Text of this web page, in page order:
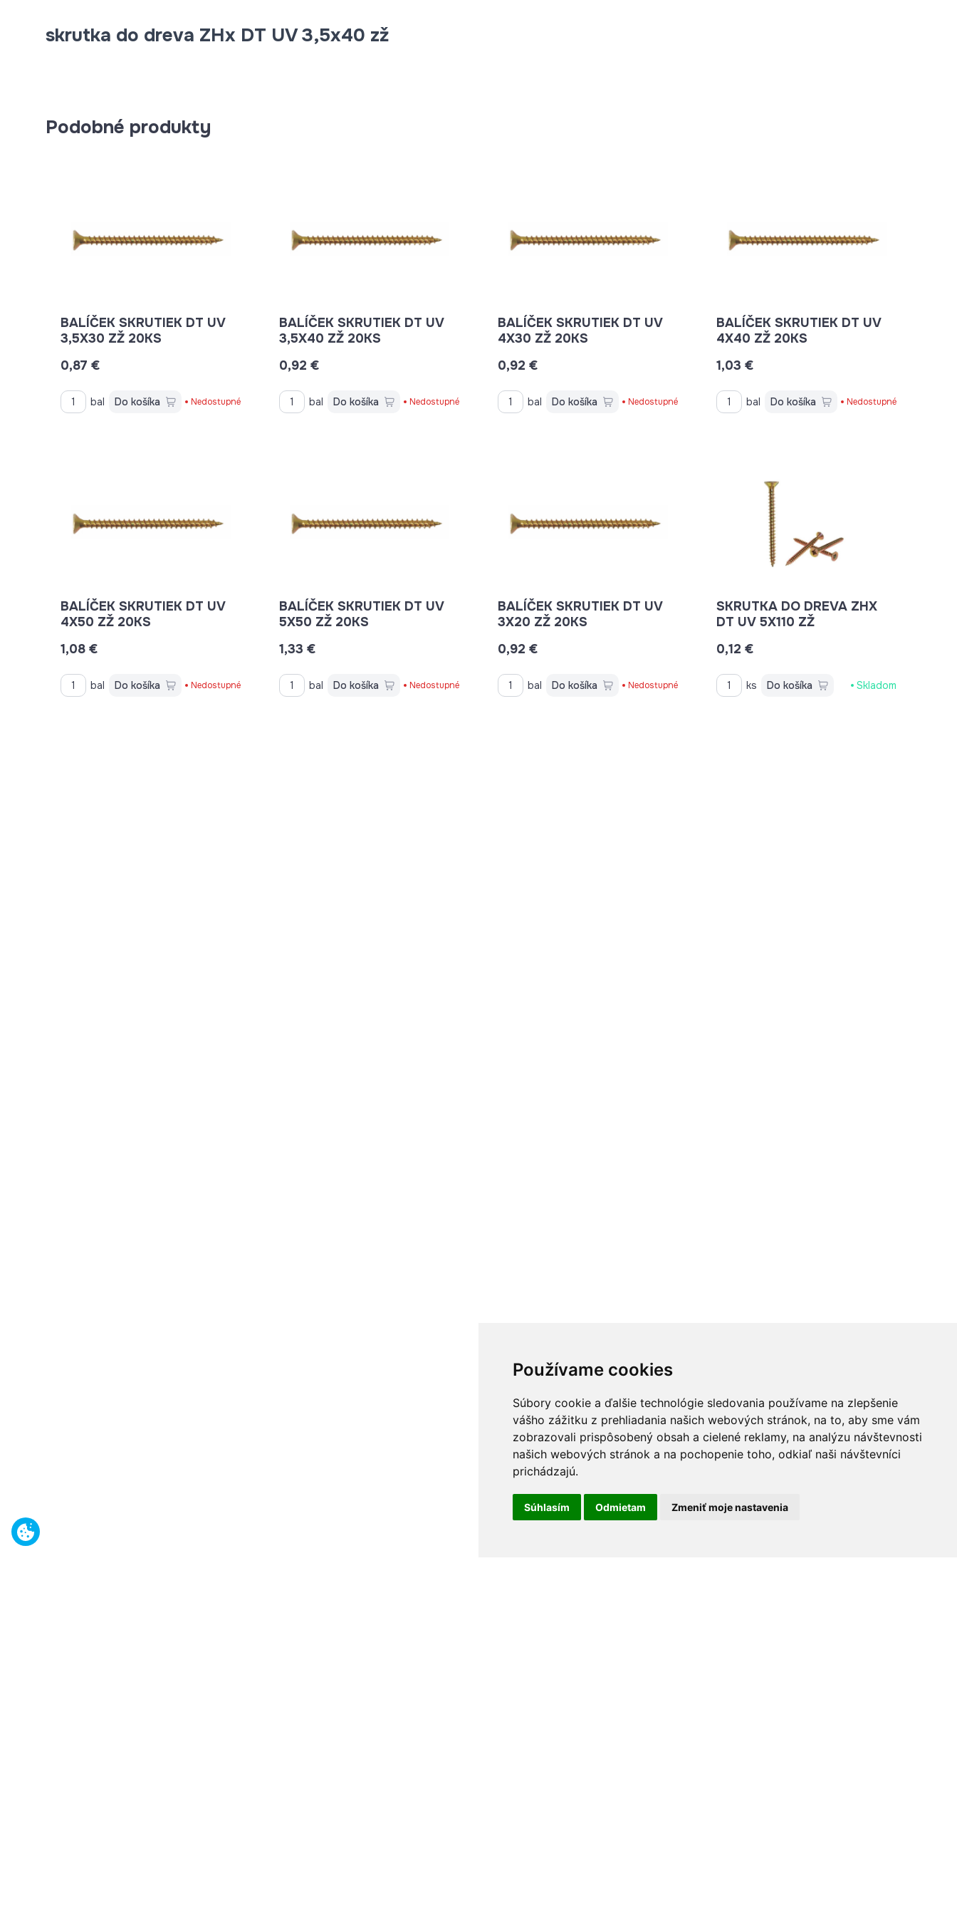
Používame cookies
Súbory cookie a ďalšie technológie sledovania používame na zlepšenie
vášho zážitku z prehliadania našich webových stránok, na to, aby sme vám
zobrazovali prispôsobený obsah a cielené reklamy, na analýzu návštevnosti
našich webových stránok a na pochopenie toho, odkiaľ naši návštevníci
prichádzajú.
Súhlasím Odmietam Zmeniť moje nastavenia
skrutka do dreva ZHx DT UV 3,5x40 zž
Podobné produkty
BALÍČEK SKRUTIEK DT UV
3,5X30 ZŽ 20KS
0,87 €
bal Do košíka Nedostupné
BALÍČEK SKRUTIEK DT UV
3,5X40 ZŽ 20KS
0,92 €
bal Do košíka Nedostupné
BALÍČEK SKRUTIEK DT UV
4X30 ZŽ 20KS
0,92 €
bal Do košíka Nedostupné
BALÍČEK SKRUTIEK DT UV
4X40 ZŽ 20KS
1,03 €
bal Do košíka Nedostupné
BALÍČEK SKRUTIEK DT UV
4X50 ZŽ 20KS
1,08 €
bal Do košíka Nedostupné
BALÍČEK SKRUTIEK DT UV
5X50 ZŽ 20KS
1,33 €
bal Do košíka Nedostupné
BALÍČEK SKRUTIEK DT UV
3X20 ZŽ 20KS
0,92 €
bal Do košíka Nedostupné
SKRUTKA DO DREVA ZHX
DT UV 5X110 ZŽ
0,12 €
ks Do košíka Skladom